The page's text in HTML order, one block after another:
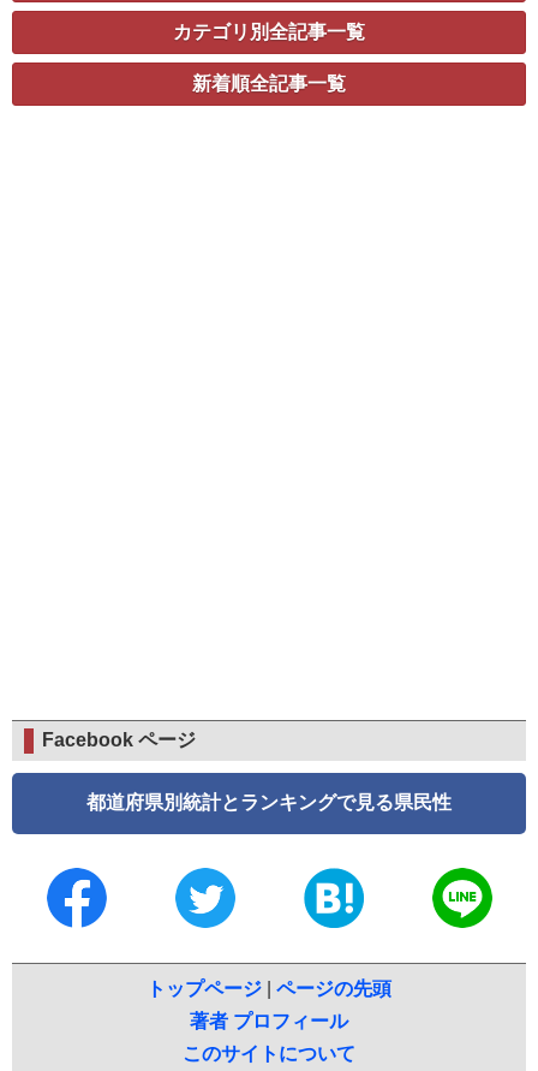
カテゴリ別全記事一覧
新着順全記事一覧
Facebook ページ
都道府県別統計とランキングで見る県民性
トップページ
ページの先頭
著者 プロフィール
このサイトについて